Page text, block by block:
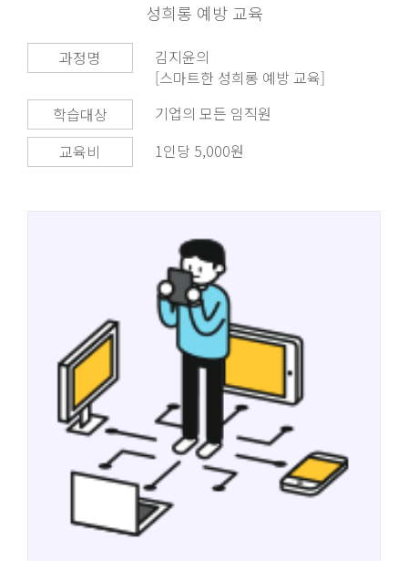
성희롱 예방 교육
과정명
김지윤의
[스마트한 성희롱 예방 교육]
학습대상
기업의 모든 임직원
교육비
1인당 5,000원